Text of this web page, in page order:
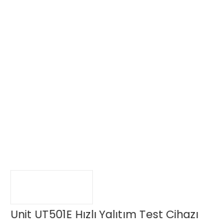
Unit UT501E Hızlı Yalıtım Test Cihazı